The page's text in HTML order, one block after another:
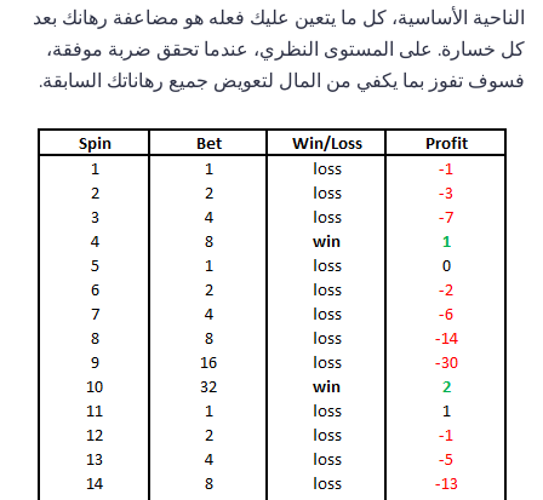
الناحية الأساسية، كل ما يتعين عليك فعله هو مضاعفة رهانك بعد
كل خسارة. على المستوى النظري، عندما تحقق ضربة موفقة،
فسوف تفوز بما يكفي من المال لتعويض جميع رهاناتك السابقة.